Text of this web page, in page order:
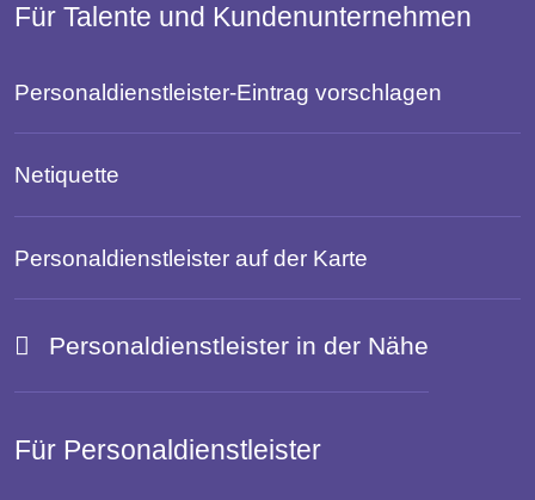
Für Talente und Kundenunternehmen
Personaldienstleister-Eintrag vorschlagen
Netiquette
Personaldienstleister auf der Karte
Personaldienstleister in der Nähe
Für Personaldienstleister